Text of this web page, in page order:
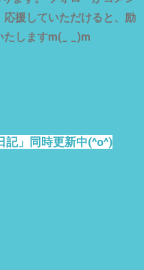
援していただけると、励
たしますm(_ _)m
記」同時更新中(^o^)